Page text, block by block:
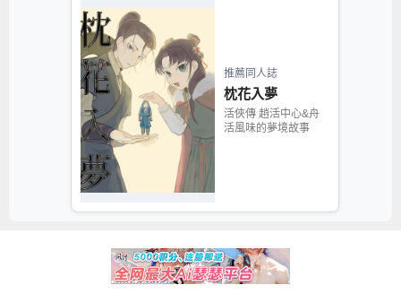
推薦同人誌
枕花入夢
活俠傳 趙活中心&舟
活風味的夢境故事